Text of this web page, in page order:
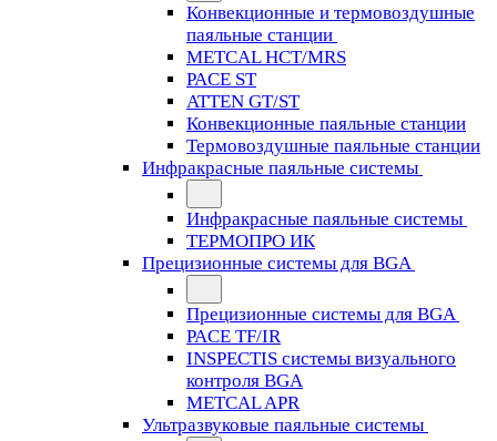
Конвекционные и термовоздушные
паяльные станции
METCAL HCT/MRS
PACE ST
ATTEN GT/ST
Конвекционные паяльные станции
Термовоздушные паяльные станции
Инфракрасные паяльные системы
Инфракрасные паяльные системы
ТЕРМОПРО ИК
Прецизионные системы для BGA
Прецизионные системы для BGA
PACE TF/IR
INSPECTIS системы визуального
контроля BGA
METCAL APR
Ультразвуковые паяльные системы